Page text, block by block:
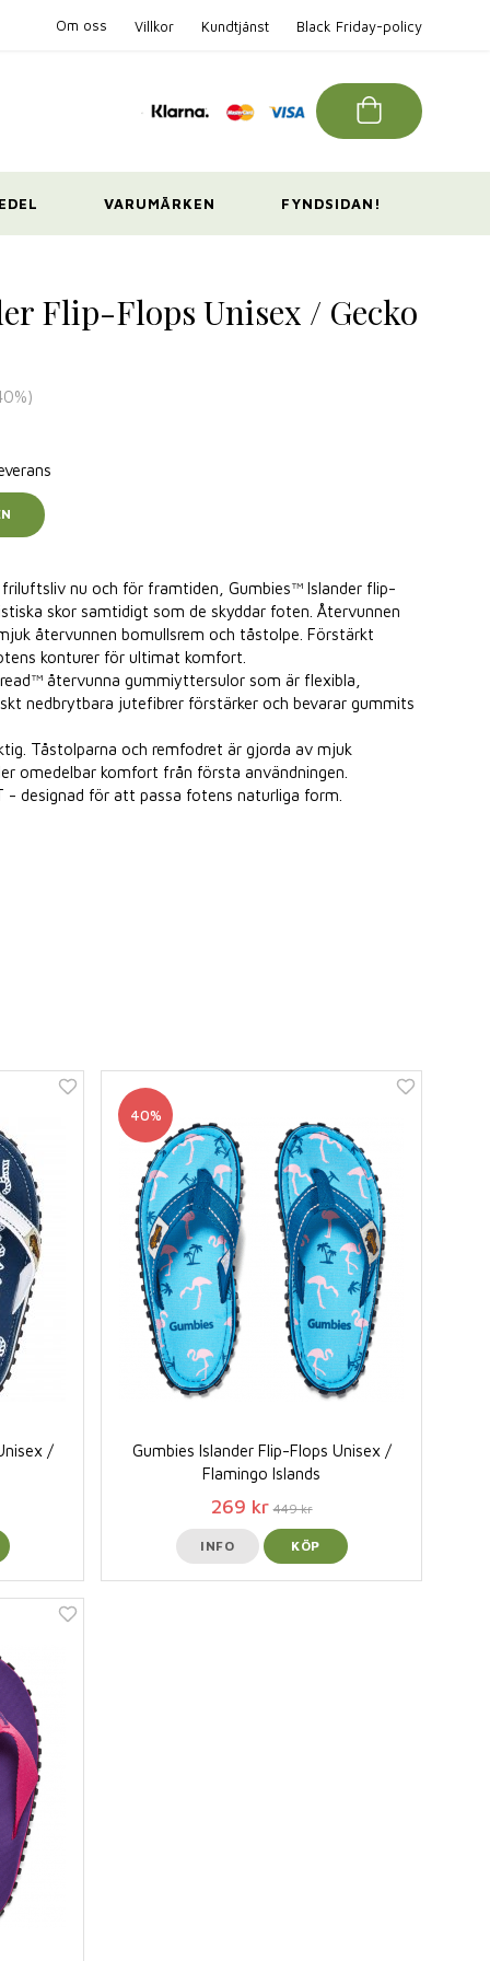
Om oss Villkor Kundtjänst Black Friday-policy
VARUMÄRKEN FYNDSIDAN!
Flip-Flops Unisex / Gecko
%)
nu och för framtiden, Gumbies™ Islander flip-
skor samtidigt som de skyddar foten. Återvunnen
återvunnen bomullsrem och tåstolpe. Förstärkt
konturer för ultimat komfort.
återvunna gummiyttersulor som är flexibla,
nedbrytbara jutefibrer förstärker och bevarar gummits
Tåstolparna och remfodret är gjorda av mjuk
omedelbar komfort från första användningen.
- designad för att passa fotens naturliga form.
/
40%
Gumbies Islander Flip-Flops Unisex /
Flamingo Islands
269 kr 449 kr
INFO KÖP